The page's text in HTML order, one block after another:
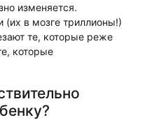
изменяется.
в мозге триллионы!)
те, которые реже
которые